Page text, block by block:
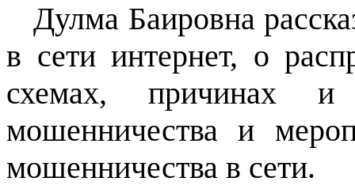
Дулма Баировна
в сети интернет, о
схемах, причинах и
мошенничества и
мошенничества в сети.